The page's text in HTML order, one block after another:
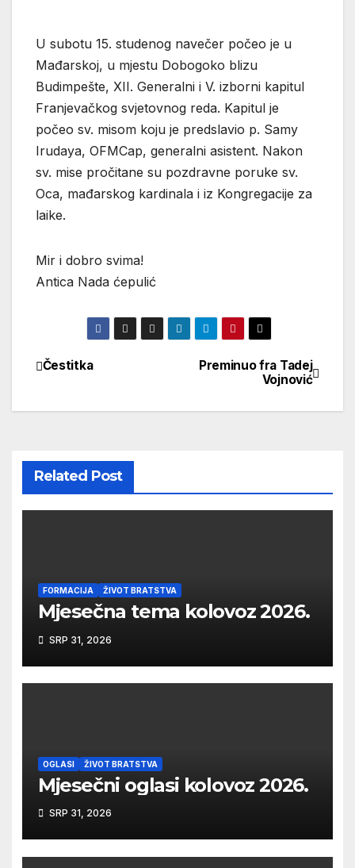
U subotu 15. studenog navečer počeo je u
Mađarskoj, u mjestu Dobogoko blizu
Budimpešte, XII. Generalni i V. izborni kapitul
Franjevačkog svjetovnog reda. Kapitul je
počeo sv. misom koju je predslavio p. Samy
Irudaya, OFMCap, generalni asistent. Nakon
sv. mise pročitane su pozdravne poruke sv.
Oca, mađarskog kardinala i iz Kongregacije za
laike.
Mir i dobro svima!
Antica Nada ćepulić
Navigacija
objava
Preminuo fra Tadej
Vojnović
Čestitka
Related Post
FORMACIJA ŽIVOT BRATSTVA
Mjesečna tema kolovoz 2026.
SRP 31, 2026
OGLASI ŽIVOT BRATSTVA
Mjesečni oglasi kolovoz 2026.
SRP 31, 2026